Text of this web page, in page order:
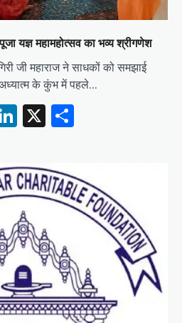
यज्ञ महामहोत्सव का भव्य श्रीगणेश
जी महाराज ने साधकों को समझाई
अध्यात्म के कुंभ में पहले…
LinkedIn
X